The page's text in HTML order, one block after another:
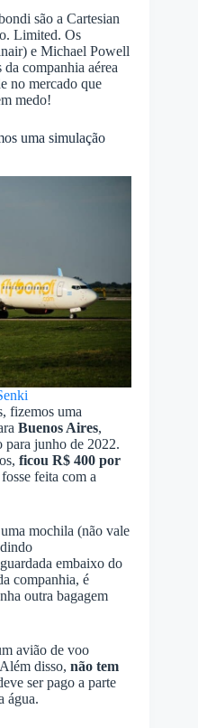
são a Cartesian
Limited. Os
e Michael Powell
companhia aérea
no mercado que
medo!
uma simulação
fizemos uma
Buenos Aires,
para junho de 2022.
ficou R$ 400 por
feita com a
mochila (não vale
embaixo do
companhia, é
outra bagagem
avião de voo
disso, não tem
ser pago a parte
água.